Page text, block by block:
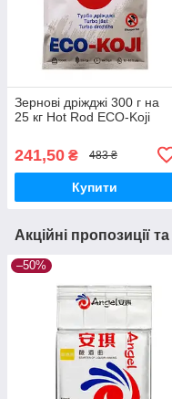
Зернові дріжджі 300 г на
25 кг Hot Rod ECO-Koji
241,50 ₴ 483 ₴
Купити
Акційні пропозиції
–50%